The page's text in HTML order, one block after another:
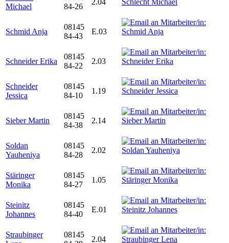
Michael
84-26
2.04
Schmid Anja
08145
84-43
E.03
Schneider Erika
08145
84-22
2.03
Schneider
Jessica
08145
84-10
1.19
Sieber Martin
08145
84-38
2.14
Soldan
Yauheniya
08145
84-28
2.02
Stäringer
Monika
08145
84-27
1.05
Steinitz
Johannes
08145
84-40
E.01
Straubinger
08145
2.04